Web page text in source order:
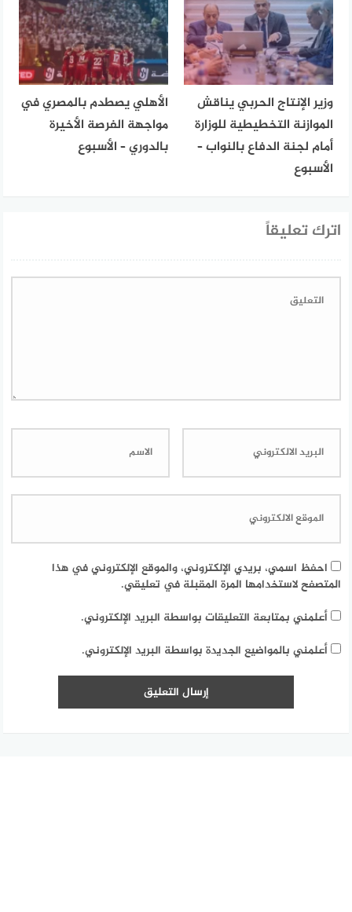
وزير الإنتاج الحربي يناقش
الموازنة التخطيطية للوزارة
أمام لجنة الدفاع بالنواب –
الأسبوع
الأهلي يصطدم بالمصري في
مواجهة الفرصة الأخيرة
بالدوري – الأسبوع
اترك تعليقاً
احفظ اسمي، بريدي الإلكتروني، والموقع الإلكتروني في هذا
المتصفح لاستخدامها المرة المقبلة في تعليقي.
أعلمني بمتابعة التعليقات بواسطة البريد الإلكتروني.
أعلمني بالمواضيع الجديدة بواسطة البريد الإلكتروني.